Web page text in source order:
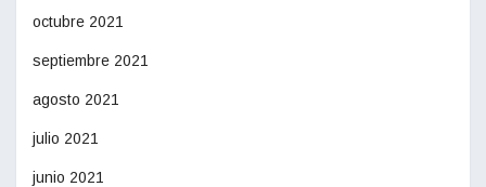
octubre 2021
septiembre 2021
agosto 2021
julio 2021
junio 2021